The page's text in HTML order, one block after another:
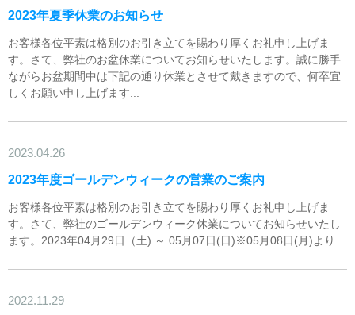
2023年夏季休業のお知らせ
お客様各位平素は格別のお引き立てを賜わり厚くお礼申し上げま
す。さて、弊社のお盆休業についてお知らせいたします。誠に勝手
ながらお盆期間中は下記の通り休業とさせて戴きますので、何卒宜
しくお願い申し上げます...
2023.04.26
2023年度ゴールデンウィークの営業のご案内
お客様各位平素は格別のお引き立てを賜わり厚くお礼申し上げま
す。さて、弊社のゴールデンウィーク休業についてお知らせいたし
ます。2023年04月29日（土) ～ 05月07日(日)※05月08日(月)より...
2022.11.29